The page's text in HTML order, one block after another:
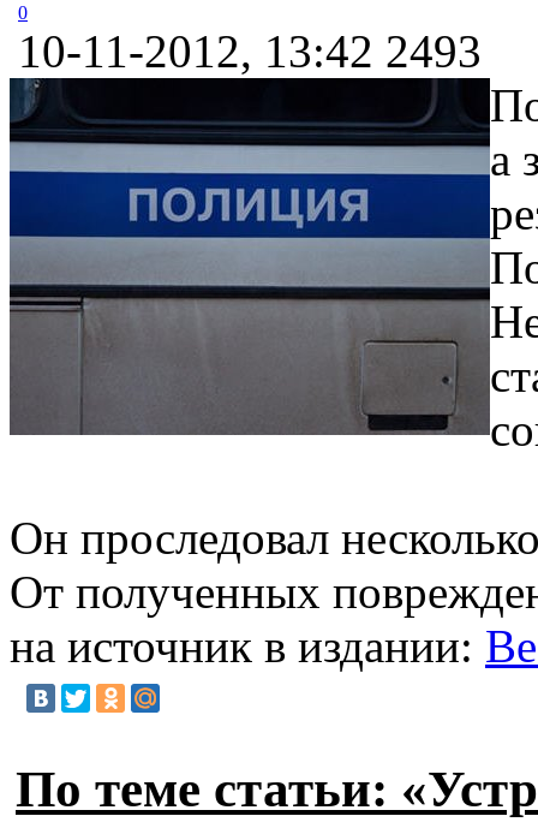
0
10-11-2012, 13:42 2493
а
Он проследовал
От полученных
на источник в издании:
По теме статьи: